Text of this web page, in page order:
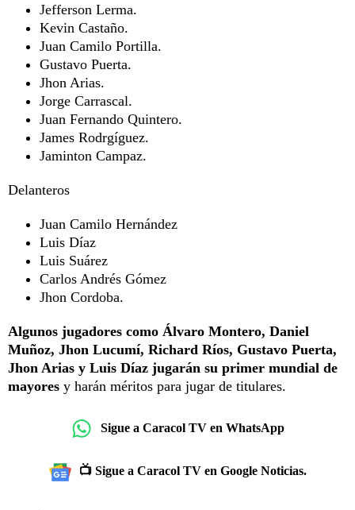
Jefferson Lerma.
Kevin Castaño.
Juan Camilo Portilla.
Gustavo Puerta.
Jhon Arias.
Jorge Carrascal.
Juan Fernando Quintero.
James Rodrgíguez.
Jaminton Campaz.
Delanteros
Juan Camilo Hernández
Luis Díaz
Luis Suárez
Carlos Andrés Gómez
Jhon Cordoba.
Algunos jugadores como Álvaro Montero, Daniel
Muñoz, Jhon Lucumí, Richard Ríos, Gustavo Puerta,
Jhon Arias y Luis Díaz jugarán su primer mundial de
mayores y harán méritos para jugar de titulares.
Sigue a Caracol TV en WhatsApp
📺 Sigue a Caracol TV en Google Noticias.